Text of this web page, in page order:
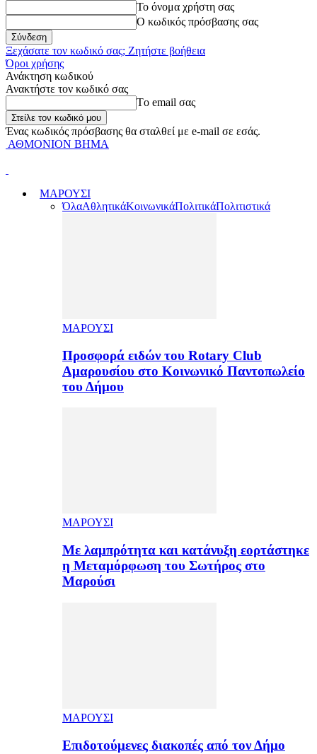
Το όνομα χρήστη σας
Ο κωδικός πρόσβασης σας
Ξεχάσατε τον κωδικό σας; Ζητήστε βοήθεια
Όροι χρήσης
Ανάκτηση κωδικού
Ανακτήστε τον κωδικό σας
Tο email σας
Ένας κωδικός πρόσβασης θα σταλθεί με e-mail σε εσάς.
ΑΘΜΟΝΙΟΝ ΒΗΜΑ
ΜΑΡΟΥΣΙ
ΌλαΑθλητικάΚοινωνικάΠολιτικάΠολιτιστικά
ΜΑΡΟΥΣΙ
Προσφορά ειδών του Rotary Club
Αμαρουσίου στο Κοινωνικό Παντοπωλείο
του Δήμου
ΜΑΡΟΥΣΙ
Με λαμπρότητα και κατάνυξη εορτάστηκε
η Μεταμόρφωση του Σωτήρος στο
Μαρούσι
ΜΑΡΟΥΣΙ
Επιδοτούμενες διακοπές από τον Δήμο